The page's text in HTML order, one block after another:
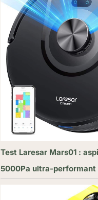
Test Laresar Mars01 :
5000Pa ultra-performant